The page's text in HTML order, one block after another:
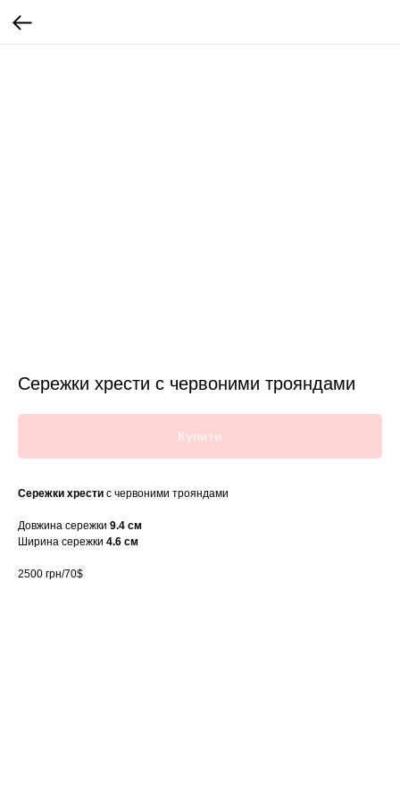
Сережки хрести с червоними трояндами
Купити
Сережки хрести с червоними трояндами
Довжина сережки 9.4 см
Ширина сережки 4.6 см
2500 грн/70$